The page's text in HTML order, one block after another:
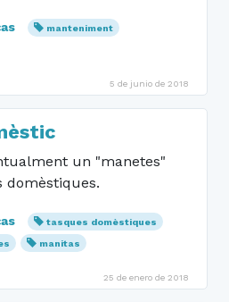
manteniment
5 de junio de 2018
un "manetes"
domèstiques.
tasques domèstiques
manitas
25 de enero de 2018